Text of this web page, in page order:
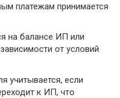
платежам принимается
на балансе ИП или
от условий
учитывается, если
к ИП, что